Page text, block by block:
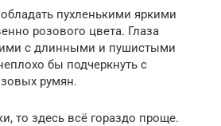
пухленькими яркими
розового цвета. Глаза
с длинными и пушистыми
бы подчеркнуть с
румян.
то здесь всё гораздо проще.